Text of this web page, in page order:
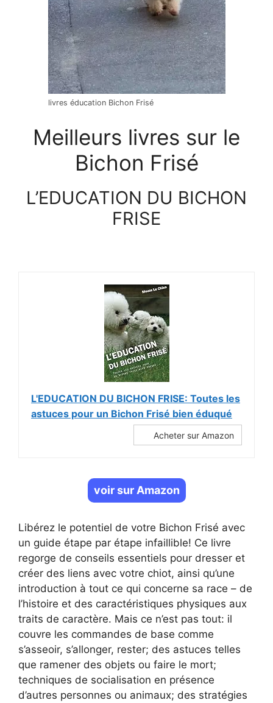
livres éducation Bichon Frisé
Meilleurs livres sur le
Bichon Frisé
L’EDUCATION DU BICHON
FRISE
L'EDUCATION DU BICHON FRISE: Toutes les
astuces pour un Bichon Frisé bien éduqué
Acheter sur Amazon
voir sur Amazon
Libérez le potentiel de votre Bichon Frisé avec
un guide étape par étape infaillible! Ce livre
regorge de conseils essentiels pour dresser et
créer des liens avec votre chiot, ainsi qu’une
introduction à tout ce qui concerne sa race – de
l’histoire et des caractéristiques physiques aux
traits de caractère. Mais ce n’est pas tout: il
couvre les commandes de base comme
s’asseoir, s’allonger, rester; des astuces telles
que ramener des objets ou faire le mort;
techniques de socialisation en présence
d’autres personnes ou animaux; des stratégies